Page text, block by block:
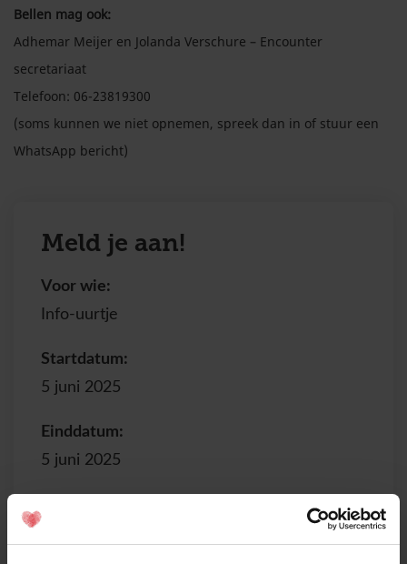
Bellen mag ook:
Adhemar Meijer en Jolanda Verschure – Encounter
secretariaat
Telefoon: 06-23819300
(soms kunnen we niet opnemen, spreek dan in of stuur een
WhatsApp bericht)
Meld je aan!
Voor wie:
Info-uurtje
Startdatum:
5 juni 2025
Einddatum:
5 juni 2025